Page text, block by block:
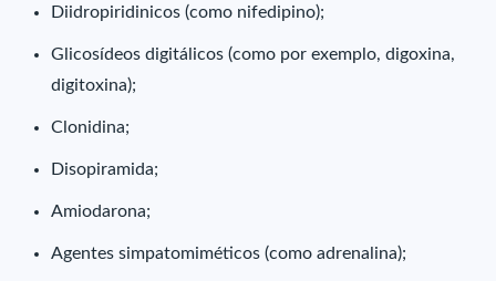
Diidropiridinicos (como nifedipino);
Glicosídeos digitálicos (como por exemplo, digoxina,
digitoxina);
Clonidina;
Disopiramida;
Amiodarona;
Agentes simpatomiméticos (como adrenalina);